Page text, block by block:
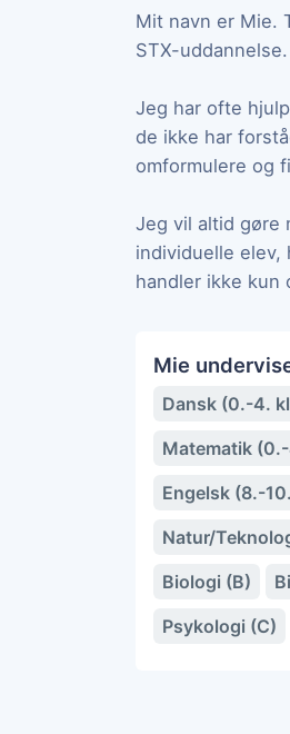
Mit navn er Mie.
STX-
Jeg har ofte
de ikke har
omformulere og
Jeg vil altid gøre
individuelle elev,
handler ikke
Mie
Dansk (0.-4.
Matematik
Engelsk (8.-
Natur/
Biologi (B)
Psykologi (C)